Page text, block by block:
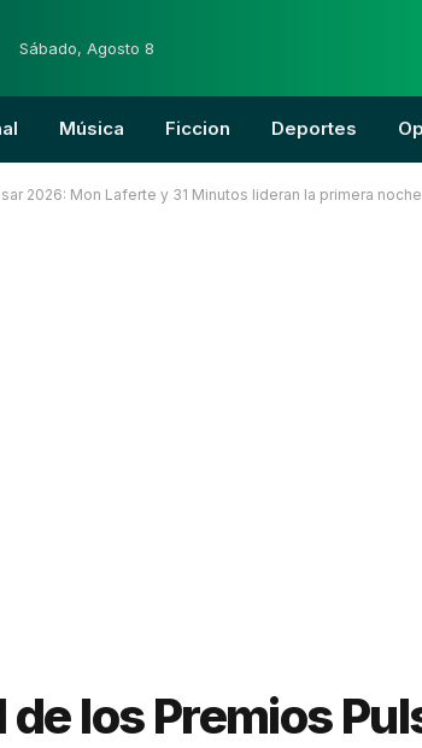
Sábado, Agosto 8
Música Ficcion Deportes
2026: Mon Laferte y 31 Minutos lideran la primera
de los Premios